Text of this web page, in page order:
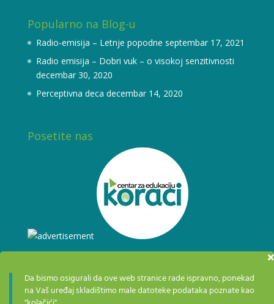
Popularno na Blog-u
Radio-emisija – Letnje popodne septembar 17, 2021
Radio emisija – Dobri vuk – o visokoj senzitivnosti
decembar 30, 2020
Perceptivna deca decembar 14, 2020
Posetite nas
Da bismo osigurali da ove web stranice rade ispravno, ponekad
na Vaš uređaj skladištimo male datoteke podataka poznate kao